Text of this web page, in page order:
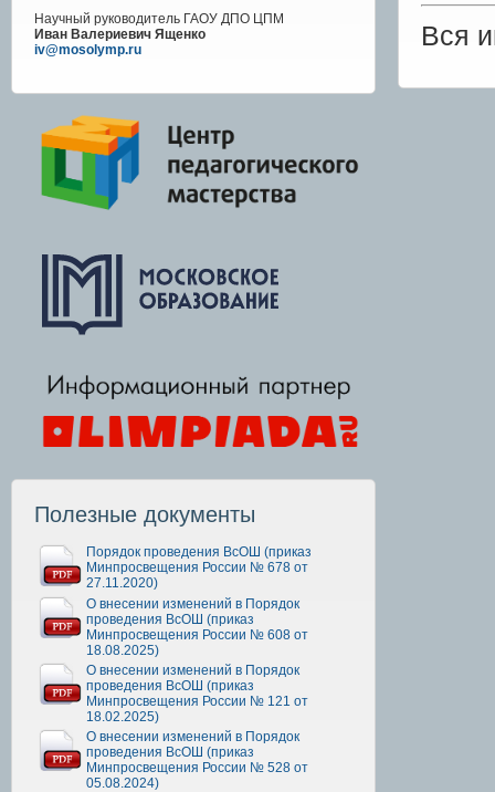
Научный руководитель ГАОУ ДПО ЦПМ
Иван Валериевич Ященко
iv@mosolymp.ru
Полезные документы
Порядок проведения ВсОШ (приказ
Минпросвещения России № 678 от
27.11.2020)
О внесении изменений в Порядок
проведения ВсОШ (приказ
Минпросвещения России № 608 от
18.08.2025)
О внесении изменений в Порядок
проведения ВсОШ (приказ
Минпросвещения России № 121 от
18.02.2025)
О внесении изменений в Порядок
проведения ВсОШ (приказ
Минпросвещения России № 528 от
05.08.2024)
Вся